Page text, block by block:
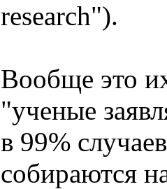
research").
Вообще это
"ученые
в 99%
собираются